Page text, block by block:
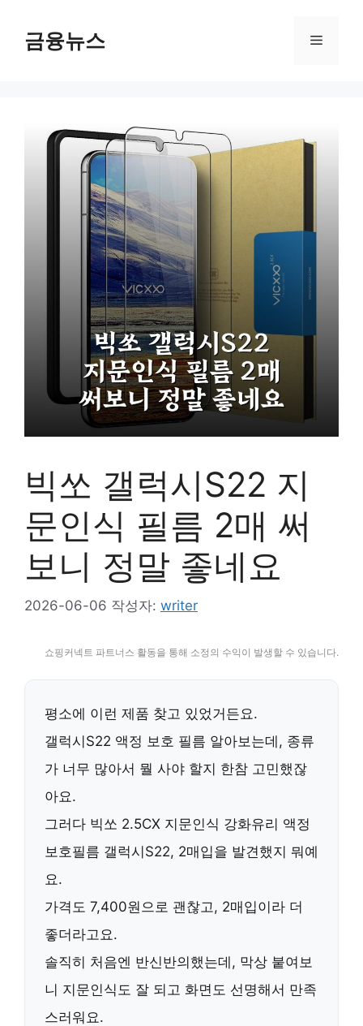
금융뉴스 메
빅쏘 갤럭시S22 지
문인식 필름 2매 써
보니 정말 좋네요
2026-06-06 작성자: writer
쇼핑커넥트 파트너스 활동을 통해 소정의 수익이 발생할 수 있습니다.
평소에 이런 제품 찾고 있었거든요.
갤럭시S22 액정 보호 필름 알아보는데, 종류
가 너무 많아서 뭘 사야 할지 한참 고민했잖
아요.
그러다 빅쏘 2.5CX 지문인식 강화유리 액정
보호필름 갤럭시S22, 2매입을 발견했지 뭐예
요.
가격도 7,400원 으로 괜찮고, 2매입이라 더
좋더라고요.
솔직히 처음엔 반신반의했는데, 막상 붙여보
니 지문인식도 잘 되고 화면도 선명해서 만족
스러워요.